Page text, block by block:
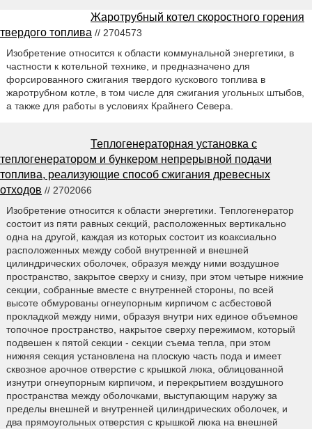
Жаротрубный котел скоростного горения
твердого топлива // 2704573
Изобретение относится к области коммунальной энергетики, в
частности к котельной технике, и предназначено для
форсированного сжигания твердого кускового топлива в
жаротрубном котле, в том числе для сжигания угольных штыбов,
а также для работы в условиях Крайнего Севера.
Теплогенераторная установка с
теплогенератором и бункером непрерывной подачи
топлива, реализующие способ сжигания древесных
отходов // 2702066
Изобретение относится к области энергетики. Теплогенератор
состоит из пяти равных секций, расположенных вертикально
одна на другой, каждая из которых состоит из коаксиально
расположенных между собой внутренней и внешней
цилиндрических оболочек, образуя между ними воздушное
пространство, закрытое сверху и снизу, при этом четыре нижние
секции, собранные вместе с внутренней стороны, по всей
высоте обмурованы огнеупорным кирпичом с асбестовой
прокладкой между ними, образуя внутри них единое объемное
топочное пространство, накрытое сверху пережимом, который
подвешен к пятой секции - секции съема тепла, при этом
нижняя секция установлена на плоскую часть пода и имеет
сквозное арочное отверстие с крышкой люка, облицованной
изнутри огнеупорным кирпичом, и перекрытием воздушного
пространства между оболочками, выступающим наружу за
пределы внешней и внутренней цилиндрических оболочек, и
два прямоугольных отверстия с крышкой люка на внешней